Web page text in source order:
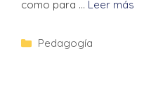
como para … Leer más
Pedagogía